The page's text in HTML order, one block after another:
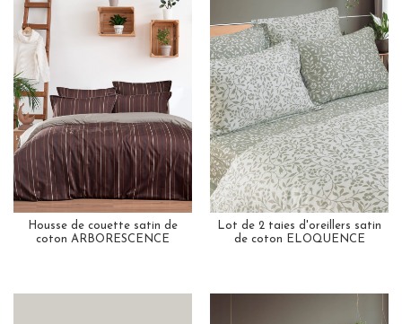
Housse de couette satin de
coton ARBORESCENCE
Lot de 2 taies d'oreillers satin
de coton ELOQUENCE